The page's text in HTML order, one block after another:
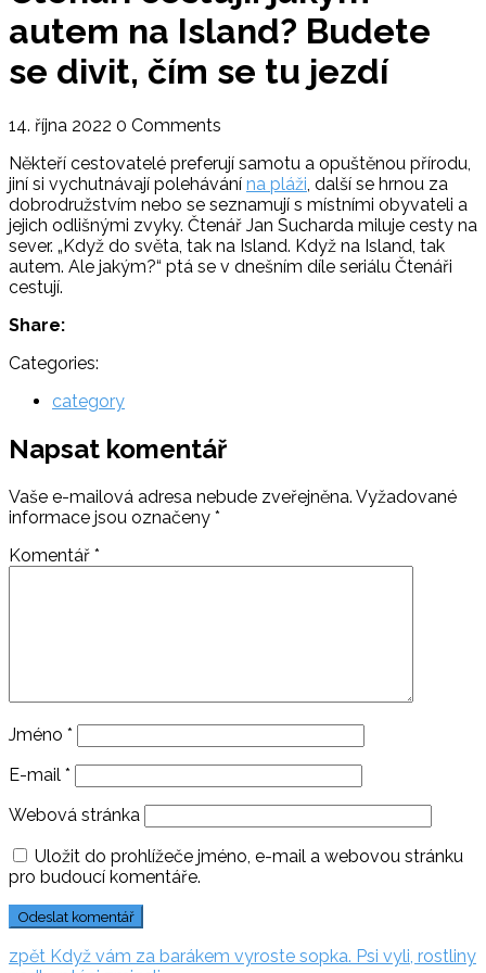
autem na Island? Budete
se divit, čím se tu jezdí
14. října 2022 0 Comments
Někteří cestovatelé preferují samotu a opuštěnou přírodu,
jiní si vychutnávají polehávání na pláži, další se hrnou za
dobrodružstvím nebo se seznamují s místními obyvateli a
jejich odlišnými zvyky. Čtenář Jan Sucharda miluje cesty na
sever. „Když do světa, tak na Island. Když na Island, tak
autem. Ale jakým?“ ptá se v dnešním díle seriálu Čtenáři
cestují.
Share:
Categories:
category
Napsat komentář
Vaše e-mailová adresa nebude zveřejněna. Vyžadované
informace jsou označeny *
Komentář *
Jméno *
E-mail *
Webová stránka
Uložit do prohlížeče jméno, e-mail a webovou stránku
pro budoucí komentáře.
Navigace
zpět zpět:
Když vám za barákem vyroste sopka. Psi vyli, rostliny